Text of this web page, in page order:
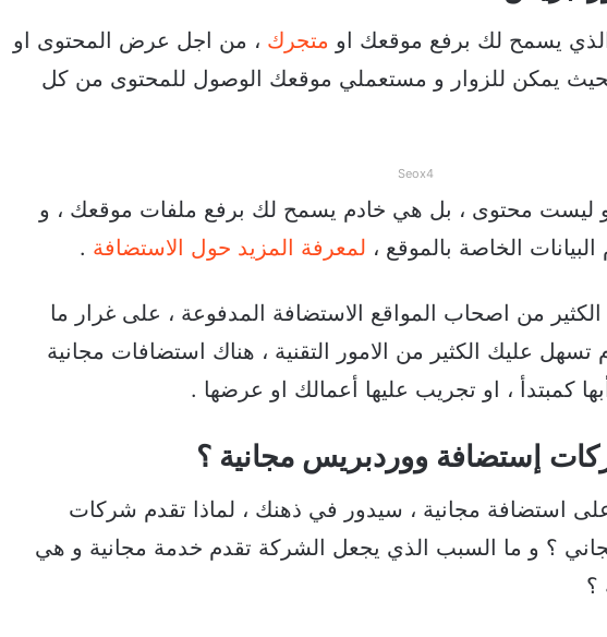
يسمح لك برفع موقعك او متجرك ، من اجل عرض المحتوى او
بحيث يمكن للزوار و مستعملي موقعك الوصول للمحتوى من كل
Seox4
ليست محتوى ، بل هي خادم يسمح لك برفع ملفات موقعك ، و
الخاصة بالموقع ، لمعرفة المزيد حول الاستضافة .
من اصحاب المواقع الاستضافة المدفوعة ، على غرار ما
عليك الكثير من الامور التقنية ، هناك استضافات مجانية
كمبتدأ ، او تجريب عليها أعمالك او عرضها .
إستضافة ووردبريس مجانية ؟
استضافة مجانية ، سيدور في ذهنك ، لماذا تقدم شركات
؟ و ما السبب الذي يجعل الشركة تقدم خدمة مجانية و هي
؟